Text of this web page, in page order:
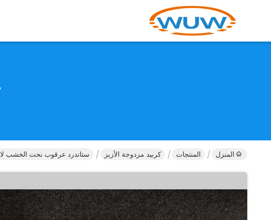
المنزل المنتجات كربيد مزدوجة الأزيز ستاندرد عرقوب نحت الخشب